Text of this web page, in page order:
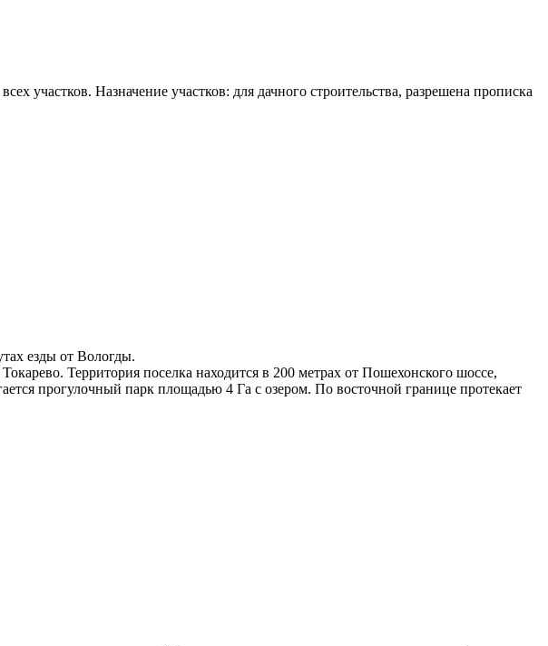
участков. Назначение участков: для дачного строительства, разрешена прописка
езды от Вологды.
Территория поселка находится в 200 метрах от Пошехонского шоссе,
прогулочный парк площадью 4 Га с озером. По восточной границе протекает